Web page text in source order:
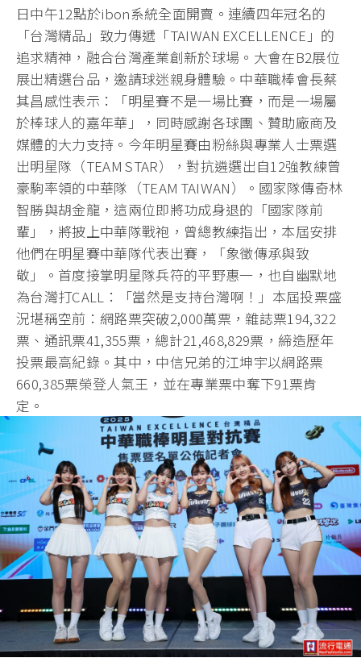
日中午12點於ibon系統全面開賣。連續四年冠名的
「台灣精品」致力傳遞「TAIWAN EXCELLENCE」的
追求精神，融合台灣產業創新於球場。大會在B2展位
展出精選台品，邀請球迷親身體驗。中華職棒會長蔡
其昌感性表示：「明星賽不是一場比賽，而是一場屬
於棒球人的嘉年華」，同時感謝各球團、贊助廠商及
媒體的大力支持。今年明星賽由粉絲與專業人士票選
出明星隊（TEAM STAR），對抗遴選出自12強教練曾
豪駒率領的中華隊（TEAM TAIWAN）。國家隊傳奇林
智勝與胡金龍，這兩位即將功成身退的「國家隊前
輩」，將披上中華隊戰袍，曾總教練指出，本屆安排
他們在明星賽中華隊代表出賽，「象徵傳承與致
敬」。首度接掌明星隊兵符的平野惠一，也自幽默地
為台灣打CALL：「當然是支持台灣啊！」本屆投票盛
況堪稱空前：網路票突破2,000萬票，雜誌票194,322
票、通訊票41,355票，總計21,468,829票，締造歷年
投票最高紀錄。其中，中信兄弟的江坤宇以網路票
660,385票榮登人氣王，並在專業票中奪下91票肯
定。